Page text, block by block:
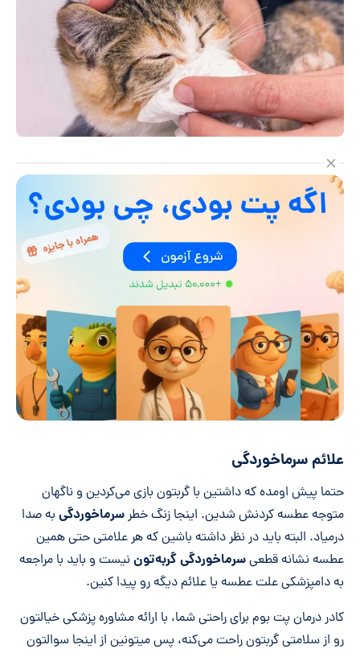
علائم سرماخوردگی
حتما پیش اومده که داشتین با گربتون بازی می‌کردین و ناگهان
متوجه عطسه کردنش شدین. اینجا زنگ خطرسرماخوردگی به صدا
د‌رمیاد. البته باید در نظر داشته باشین که هر علامتی حتی همین
عطسه نشانه قطعیسرماخوردگی گربه‌تون نیست و باید با مراجعه
به دامپزشکی علت عطسه یا علائم دیگه رو پیدا کنین.
کادر درمان پت بوم برای راحتی شما، با ارائه مشاوره پزشکی خیالتون
رو از سلامتی گربتون راحت می‌کنه، پس میتونین از اینجا سوالتون